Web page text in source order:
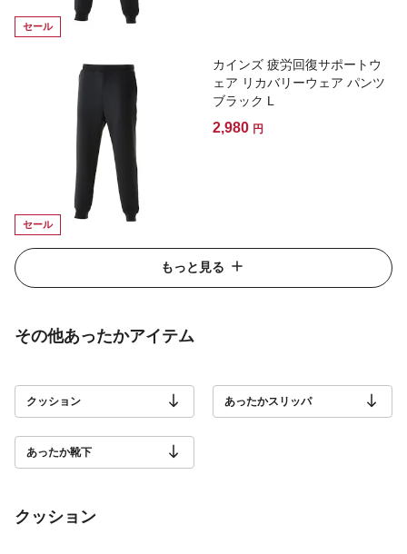
セール
セール
カインズ 疲労回復サポートウ
ェア リカバリーウェア パンツ
ブラック L
2,980 円
もっと見る
その他あったかアイテム
クッション あったかスリッパ
あったか靴下
クッション